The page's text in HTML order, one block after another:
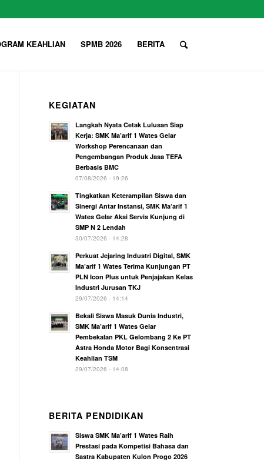
KEAHLIAN SPMB 2026 BERITA
KEGIATAN
Langkah Nyata Cetak Lulusan Siap
Kerja: SMK Ma’arif 1 Wates Gelar
Workshop Perencanaan dan
Pengembangan Produk Jasa TEFA
Berbasis BMC
07/08/2026 - 19:26
Tingkatkan Keterampilan Siswa dan
Sinergi Antar Instansi, SMK Ma’arif 1
Wates Gelar Aksi Servis Kunjung di
SMP N 2 Lendah
30/07/2026 - 14:28
Perkuat Jejaring Industri Digital, SMK
Ma’arif 1 Wates Terima Kunjungan PT
PLN Icon Plus untuk Penjajakan Kelas
Industri Jurusan TKJ
29/07/2026 - 14:14
Bekali Siswa Masuk Dunia Industri,
SMK Ma’arif 1 Wates Gelar
Pembekalan PKL Gelombang 2 Ke PT
Astra Honda Motor Bagi Konsentrasi
Keahlian TSM
29/07/2026 - 14:08
BERITA PENDIDIKAN
Siswa SMK Ma’arif 1 Wates Raih
Prestasi pada Kompetisi Bahasa dan
Sastra Kabupaten Kulon Progo 2026